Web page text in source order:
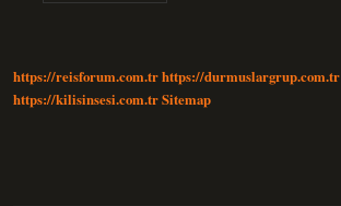
https://reisforum.com.trhttps://durmuslargrup.com.tr
https://kilisinsesi.com.trSitemap